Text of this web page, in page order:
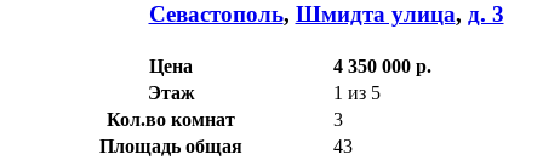
Севастополь, Шмидта улица, д. 3
Цена
4 350 000 р.
Этаж
1 из 5
Кол.во комнат
3
Площадь общая
43